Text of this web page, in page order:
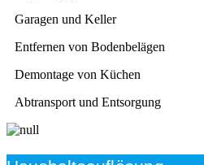
Garagen und Keller
Entfernen von Bodenbelägen
Demontage von Küchen
Abtransport und Entsorgung